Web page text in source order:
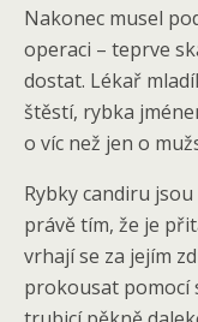
Nakonec musel
operaci – teprve
dostat. Lékař
štěstí, rybka
o víc než jen o
Rybky candiru
právě tím, že je
vrhají se za jejím
prokousat pomocí